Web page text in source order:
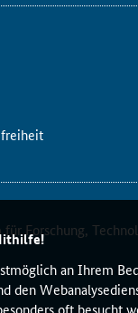
an Ihrem
den
oft besucht
Forschung,